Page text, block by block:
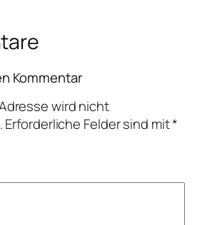
Kommentar
wird nicht
Erforderliche Felder sind mit*